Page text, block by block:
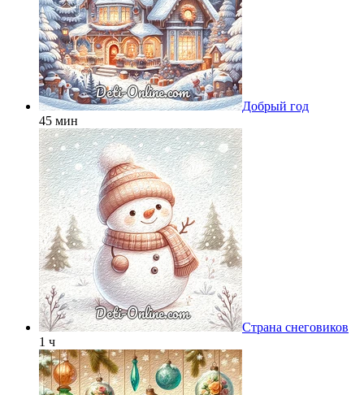
Добрый год
45 мин
Страна снеговиков
1 ч